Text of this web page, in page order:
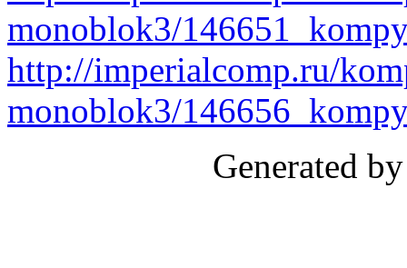
monoblok3/
http://imperialcomp.ru/
monoblok3/
Generated